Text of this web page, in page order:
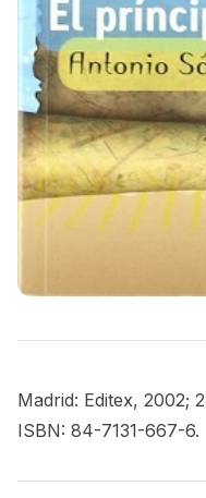
Madrid: Editex, 2002;
ISBN: 84-7131-667-6.